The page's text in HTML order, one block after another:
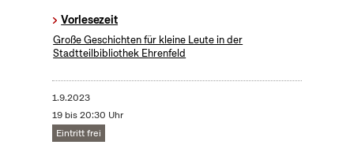
Vorlesezeit
Große Geschichten für kleine Leute in der
Stadtteilbibliothek Ehrenfeld
1.9.2023
19 bis 20:30 Uhr
Eintritt frei